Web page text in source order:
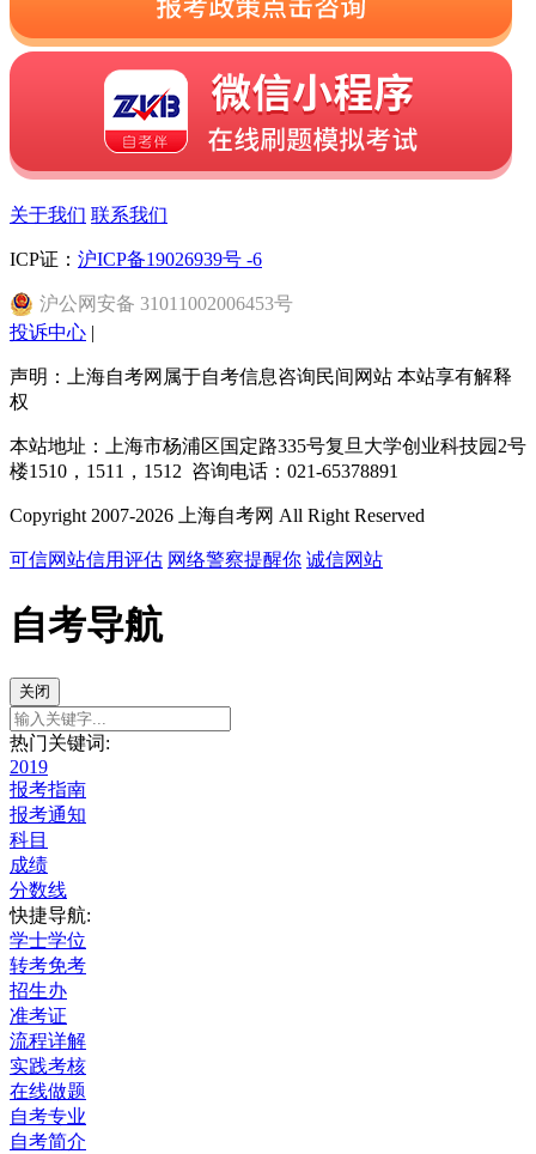
关于我们 联系我们
ICP证： 沪ICP备19026939号 -6
沪公网安备 31011002006453号
投诉中心 |
声明：上海自考网属于自考信息咨询民间网站 本站享有解释
权
本站地址：上海市杨浦区国定路335号复旦大学创业科技园2号
楼1510，1511，1512 咨询电话：021-65378891
Copyright 2007-2026 上海自考网 All Right Reserved
可信网站信用评估 网络警察提醒你 诚信网站
自考导航
关闭
热门关键词:
2019
报考指南
报考通知
科目
成绩
分数线
快捷导航:
学士学位
转考免考
招生办
准考证
流程详解
实践考核
在线做题
自考专业
自考简介